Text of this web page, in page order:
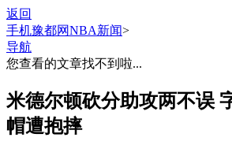
返回
手机豫都网NBA新闻>
导航
您查看的文章找不到啦...
米德尔顿砍分助攻两不误
帽遭抱摔